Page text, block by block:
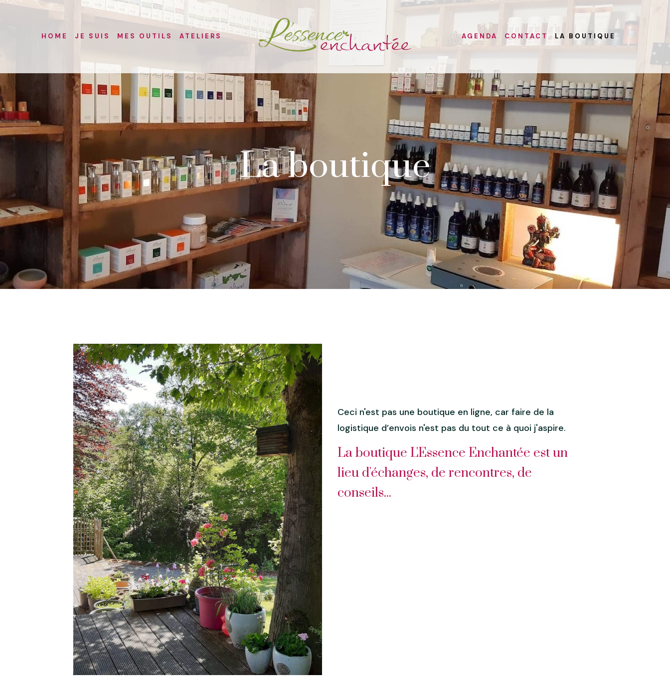
HOME JE SUIS MES OUTILS ATELIERS AGENDA CONTACT LA BOUTIQUE
La boutique
Ceci n'est pas une boutique en ligne, car faire de la
logistique d’envois n'est pas du tout ce à quoi j'aspire.
La boutique L'Essence Enchantée est un
lieu d'échanges, de rencontres, de
conseils...